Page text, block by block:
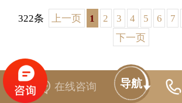
322条 上一页 1 2 3 4 5 6 7
下一页
在线咨询 导航
永铭首页
Home
品牌介绍 经典项目